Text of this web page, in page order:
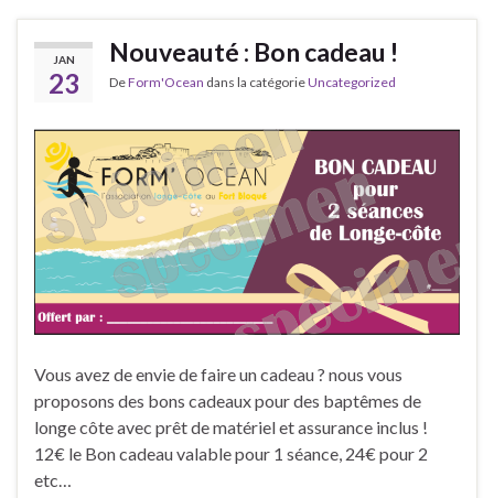
JAN
23
Nouveauté : Bon cadeau !
DeForm'Ocean dans la catégorieUncategorized
Vous avez de envie de faire un cadeau ? nous vous
proposons des bons cadeaux pour des baptêmes de
longe côte avec prêt de matériel et assurance inclus !
12€ le Bon cadeau valable pour 1 séance, 24€ pour 2
etc…